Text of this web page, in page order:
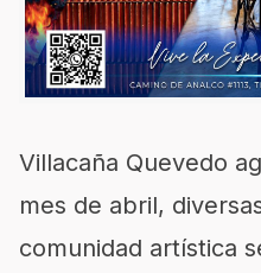
Villacaña Quevedo
mes de abril,
comunidad artística